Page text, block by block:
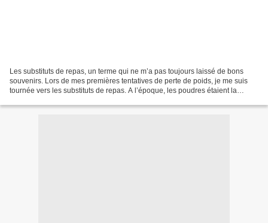
Les substituts de repas, un terme qui ne m’a pas toujours laissé de bons
souvenirs. Lors de mes premières tentatives de perte de poids, je me suis
tournée vers les substituts de repas. A l’époque, les poudres étaient la